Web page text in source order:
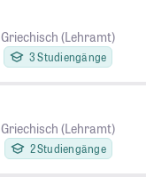
Griechisch (Lehramt)
3 Studiengänge
Griechisch (Lehramt)
2 Studiengänge